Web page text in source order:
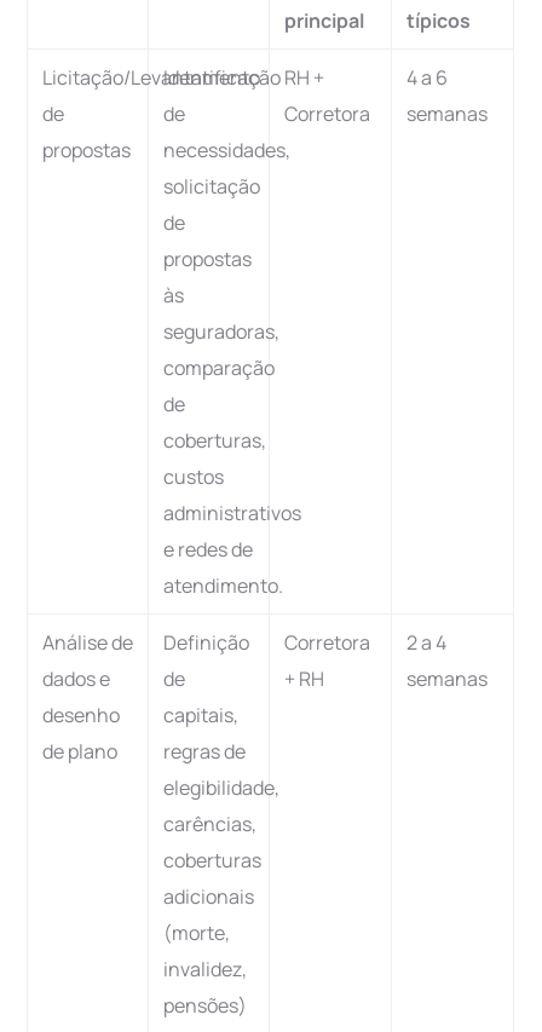
principal
típicos
Licitação/Levantamento
de
propostas
Identificação
de
necessidades,
solicitação
de
propostas
às
seguradoras,
comparação
de
coberturas,
custos
administrativos
e redes de
atendimento.
RH +
Corretora
4 a 6
semanas
Análise de
dados e
desenho
de plano
Definição
de
capitais,
regras de
elegibilidade,
carências,
coberturas
adicionais
(morte,
invalidez,
pensões)
Corretora
+ RH
2 a 4
semanas